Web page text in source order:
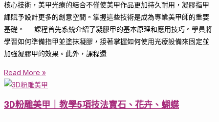
核心技術，美甲光療的結合不僅使美甲作品更加持久耐用，凝膠指甲
課賦予設計更多的創意空間。掌握這些技術是成為專業美甲師的重要
基礎。 課程首先系統介紹了凝膠甲的基本原理和應用技巧。學員將
學習如何準備指甲並塗抹凝膠，接著掌握如何使用光療設備來固定並
加強凝膠甲的效果。此外，課程還
Read More »
3D粉雕美甲｜教學5項技法寶石、花卉、蝴蝶